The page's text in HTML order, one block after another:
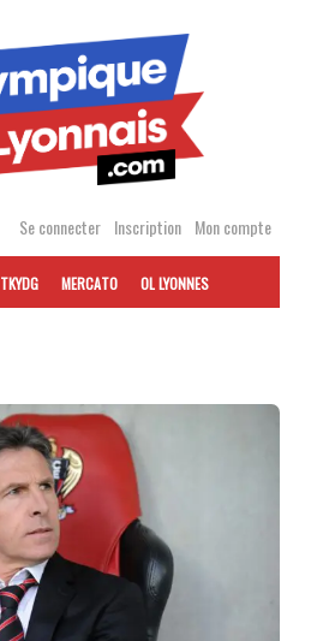
Se connecter Inscription Mon compte
TKYDG MERCATO OL LYONNES